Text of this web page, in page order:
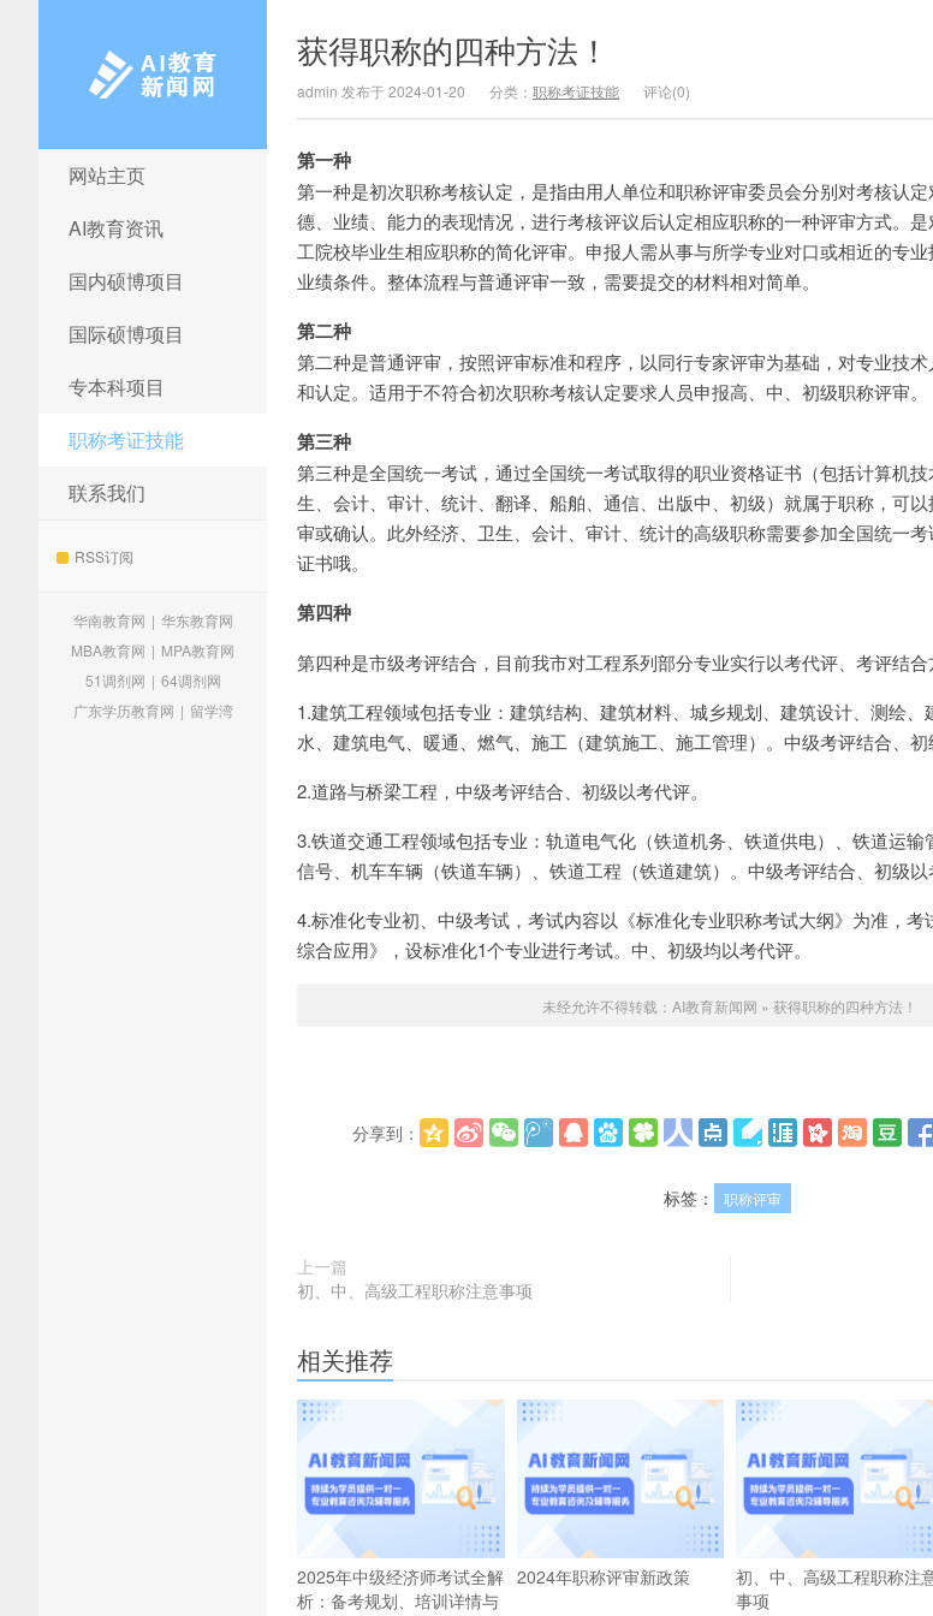
AI教育新闻网
网站主页
AI教育资讯
国内硕博项目
国际硕博项目
专本科项目
职称考证技能
联系我们
RSS订阅
华南教育网 | 华东教育网
MBA教育网 | MPA教育网
51调剂网 | 64调剂网
广东学历教育网 | 留学湾
获得职称的四种方法！
admin 发布于 2024-01-20 分类： 职称考证技能 评论(0)
第一种
第一种是初次职称考核认定，是指由用人单位和职称评审委员会分别对考核认
德、业绩、能力的表现情况，进行考核评议后认定相应职称的一种评审方式。
工院校毕业生相应职称的简化评审。申报人需从事与所学专业对口或相近的专
业绩条件。整体流程与普通评审一致，需要提交的材料相对简单。
第二种
第二种是普通评审，按照评审标准和程序，以同行专家评审为基础，对专业技
和认定。适用于不符合初次职称考核认定要求人员申报高、中、初级职称评审。
第三种
第三种是全国统一考试，通过全国统一考试取得的职业资格证书（包括计算机
生、会计、审计、统计、翻译、船舶、通信、出版中、初级）就属于职称，可
审或确认。此外经济、卫生、会计、审计、统计的高级职称需要参加全国统一
证书哦。
第四种
第四种是市级考评结合，目前我市对工程系列部分专业实行以考代评、考评结合
1.建筑工程领域包括专业：建筑结构、建筑材料、城乡规划、建筑设计、测绘
水、建筑电气、暖通、燃气、施工（建筑施工、施工管理）。中级考评结合、初
2.道路与桥梁工程，中级考评结合、初级以考代评。
3.铁道交通工程领域包括专业：轨道电气化（铁道机务、铁道供电）、铁道运输
信号、机车车辆（铁道车辆）、铁道工程（铁道建筑）。中级考评结合、初级以
4.标准化专业初、中级考试，考试内容以《标准化专业职称考试大纲》为准，
综合应用》，设标准化1个专业进行考试。中、初级均以考代评。
未经允许不得转载： AI教育新闻网 » 获得职称的四种方法！
分享到：
标签： 职称评审
上一篇
初、中、高级工程职称注意事项
相关推荐
2025年中级经济师考试全解
析：备考规划、培训详情与
2024年职称评审新政策
初、中、高级工程职称注
事项